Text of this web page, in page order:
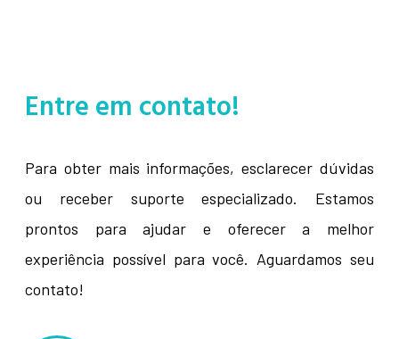
Entre em contato!
Para obter mais informações, esclarecer dúvidas
ou receber suporte especializado. Estamos
prontos para ajudar e oferecer a melhor
experiência possível para você. Aguardamos seu
contato!